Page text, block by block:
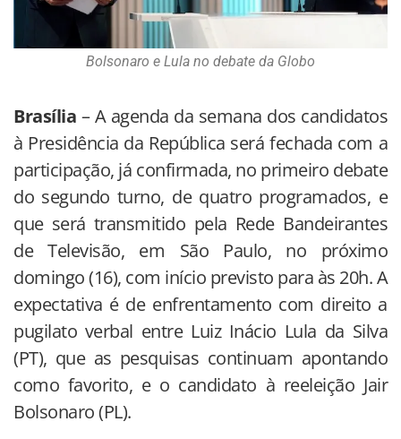
Bolsonaro e Lula no debate da Globo
Brasília – A agenda da semana dos candidatos
à Presidência da República será fechada com a
participação, já confirmada, no primeiro debate
do segundo turno, de quatro programados, e
que será transmitido pela Rede Bandeirantes
de Televisão, em São Paulo, no próximo
domingo (16), com início previsto para às 20h. A
expectativa é de enfrentamento com direito a
pugilato verbal entre Luiz Inácio Lula da Silva
(PT), que as pesquisas continuam apontando
como favorito, e o candidato à reeleição Jair
Bolsonaro (PL).